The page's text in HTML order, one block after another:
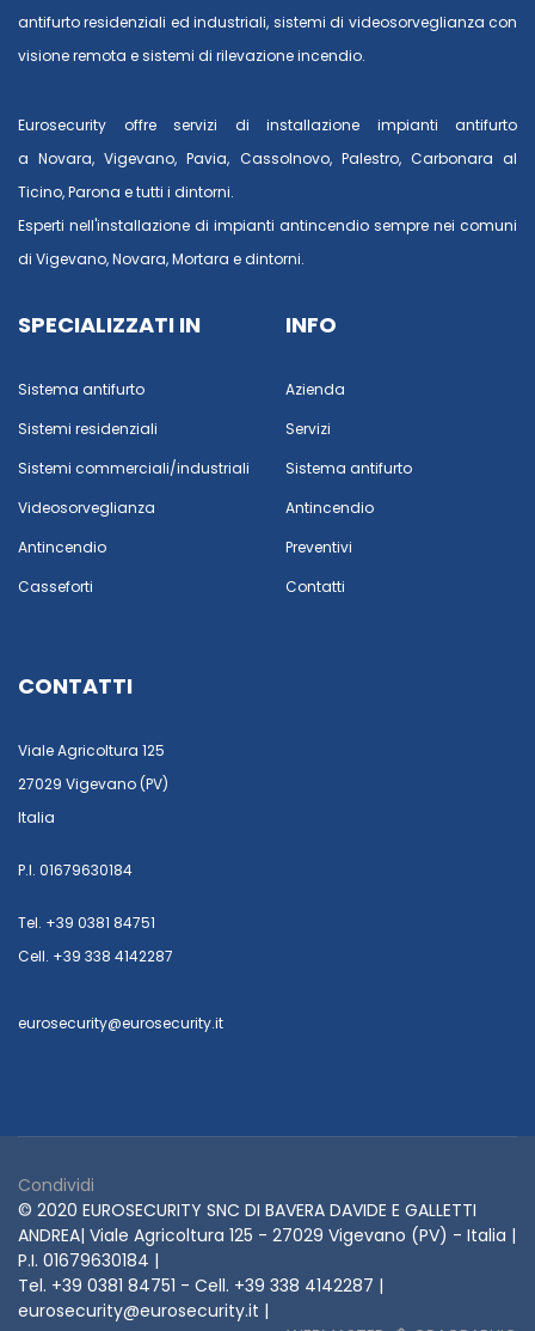
antifurto residenziali ed industriali, sistemi di videosorveglianza con
visione remota e sistemi di rilevazione incendio.
Eurosecurity offre servizi di installazione impianti antifurto
aNovara,Vigevano,Pavia, Cassolnovo, Palestro, Carbonara al
Ticino,Parona e tutti i dintorni.
Esperti nell'installazione di impianti antincendio sempre nei comuni
di Vigevano,Novara,Mortara e dintorni.
SPECIALIZZATI IN
Sistema antifurto
Sistemi residenziali
Sistemi commerciali/industriali
Videosorveglianza
Antincendio
Casseforti
INFO
Azienda
Servizi
Sistema antifurto
Antincendio
Preventivi
Contatti
CONTATTI
Viale Agricoltura 125
27029 Vigevano (PV)
Italia
P.I. 01679630184
Tel. +39 0381 84751
Cell. +39 338 4142287
eurosecurity@eurosecurity.it
Condividi
© 2020 EUROSECURITY SNC DI BAVERA DAVIDE E GALLETTI
ANDREA| Viale Agricoltura 125 - 27029 Vigevano (PV) - Italia |
P.I. 01679630184 |
Tel. +39 0381 84751 - Cell. +39 338 4142287 |
eurosecurity@eurosecurity.it |